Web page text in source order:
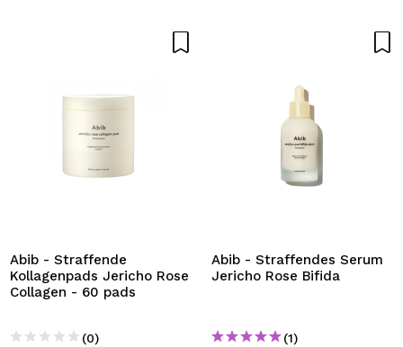
Abib - Straffende
Kollagenpads Jericho Rose
Collagen - 60 pads
(0)
Abib - Straffendes Serum
Jericho Rose Bifida
(1)